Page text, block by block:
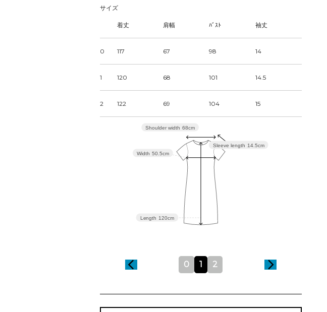
サイズ
着丈 肩幅 ﾊﾞｽﾄ 袖丈
0 117 67 98 14
1 120 68 101 14.5
2 122 69 104 15
Sleeve length 14.5cm
Length 120cm
Width 50.5cm
Shoulder width 68cm
0 1 2